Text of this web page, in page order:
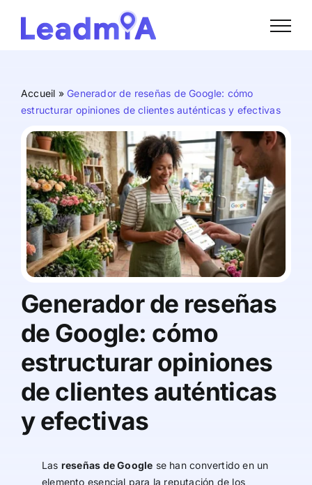
content
Accueil » Generador de reseñas de Google: cómo
estructurar opiniones de clientes auténticas y efectivas
Generador de reseñas
de Google: cómo
estructurar opiniones
de clientes auténticas
y efectivas
Las reseñas de Google se han convertido en un
elemento esencial para la reputación de los